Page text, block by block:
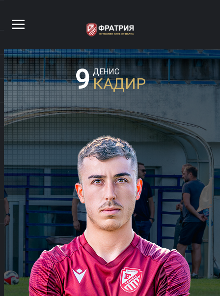
9 ДЕНИС
КАДИР